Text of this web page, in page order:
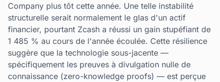
Company plus tôt cette année. Une telle instabilité
structurelle serait normalement le glas d'un actif
financier, pourtant Zcash a réussi un gain stupéfiant de
1 485 % au cours de l'année écoulée. Cette résilience
suggère que la technologie sous-jacente —
spécifiquement les preuves à divulgation nulle de
connaissance (zero-knowledge proofs) — est perçue